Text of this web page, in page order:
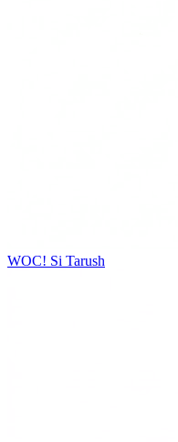
WOC! Si Tarush